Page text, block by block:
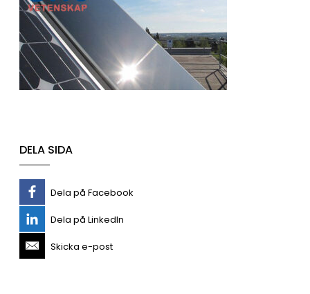
DELA SIDA
Dela på Facebook
Dela på LinkedIn
Skicka e-post